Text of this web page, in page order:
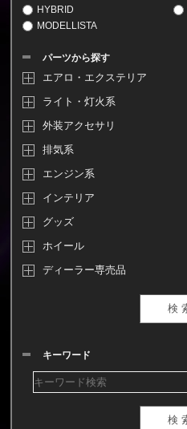
HYBRID
MODELLISTA
パーツから探す
エアロ・エクステリア
ライト・灯火系
外装アクセサリ
排気系
エンジン系
インテリア
グッズ
ホイール
ディーラー専売品
キーワード